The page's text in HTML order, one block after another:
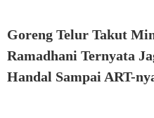
Goreng Telur Takut
Ramadhani Ternyata
Handal Sampai ART-